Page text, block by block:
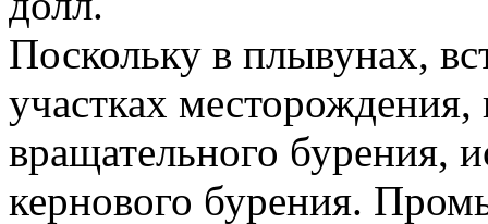
Поскольку в плывунах,
участках
вращательного бурения,
кернового бурения.